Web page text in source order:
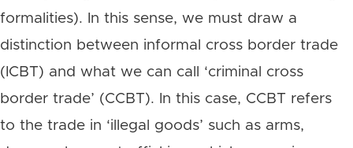
formalities). In this sense, we must draw a
distinction between informal cross border trade
(ICBT) and what we can call ‘criminal cross
border trade’ (CCBT). In this case, CCBT refers
to the trade in ‘illegal goods’ such as arms,